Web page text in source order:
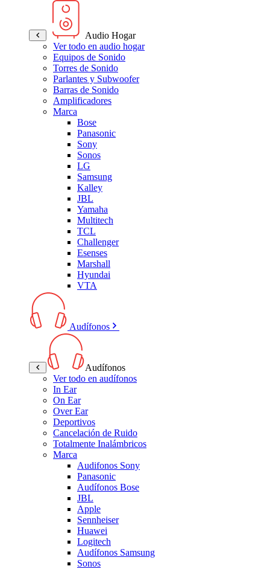
Audio Hogar
Ver todo en audio hogar
Equipos de Sonido
Torres de Sonido
Parlantes y Subwoofer
Barras de Sonido
Amplificadores
Marca
Bose
Panasonic
Sony
Sonos
LG
Samsung
Kalley
JBL
Yamaha
Multitech
TCL
Challenger
Esenses
Marshall
Hyundai
VTA
Audífonos
Audífonos
Ver todo en audífonos
In Ear
On Ear
Over Ear
Deportivos
Cancelación de Ruido
Totalmente Inalámbricos
Marca
Audifonos Sony
Panasonic
Audífonos Bose
JBL
Apple
Sennheiser
Huawei
Logitech
Audífonos Samsung
Sonos